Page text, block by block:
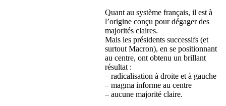
Quant au système français, il est à
l’origine conçu pour dégager des
majorités claires.
Mais les présidents successifs (et
surtout Macron), en se positionnant
au centre, ont obtenu un brillant
résultat :
– radicalisation à droite et à gauche
– magma informe au centre
– aucune majorité claire.